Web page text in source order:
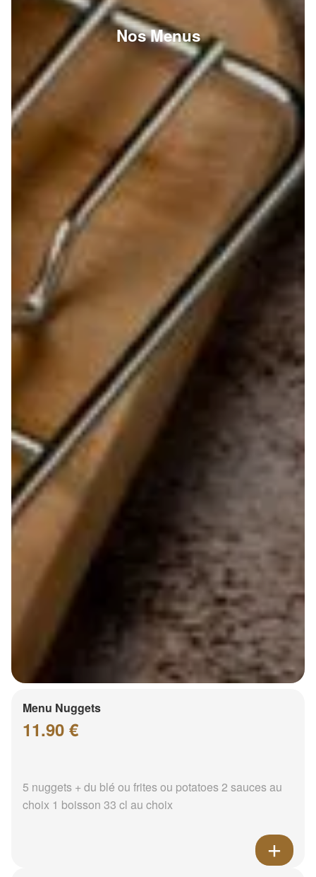
Nos Menus
Menu Nuggets
11.90 €
5 nuggets + du blé ou frites ou potatoes 2 sauces au
choix 1 boisson 33 cl au choix